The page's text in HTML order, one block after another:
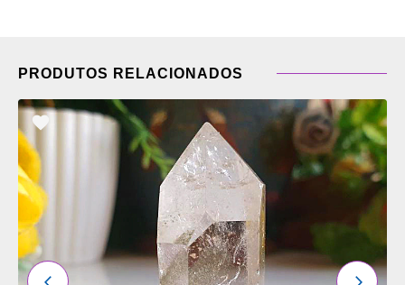
PRODUTOS RELACIONADOS
ADICIONAR
FAVORITOS
ANTERIOR